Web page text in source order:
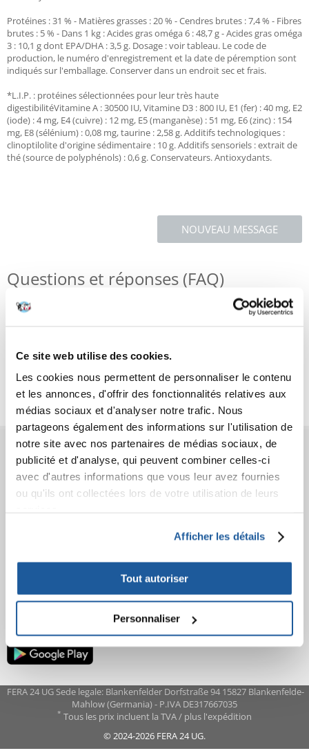
Ce site web utilise des cookies.
Les cookies nous permettent de personnaliser le contenu
et les annonces, d'offrir des fonctionnalités relatives aux
médias sociaux et d'analyser notre trafic. Nous
partageons également des informations sur l'utilisation de
notre site avec nos partenaires de médias sociaux, de
publicité et d'analyse, qui peuvent combiner celles-ci
avec d'autres informations que vous leur avez fournies
ou qu'ils ont collectées lors de votre utilisation de leurs
Afficher les détails
Tout autoriser
Personnaliser
Protéines : 31 % - Matières grasses : 20 % - Cendres brutes : 7,4 % - Fibres
brutes : 5 % - Dans 1 kg : Acides gras oméga 6 : 48,7 g - Acides gras oméga
3 : 10,1 g dont EPA/DHA : 3,5 g. Dosage : voir tableau. Le code de
production, le numéro d'enregistrement et la date de péremption sont
indiqués sur l'emballage. Conserver dans un endroit sec et frais.
*L.I.P. : protéines sélectionnées pour leur très haute
digestibilitéVitamine A : 30500 IU, Vitamine D3 : 800 IU, E1 (fer) : 40 mg, E2
(iode) : 4 mg, E4 (cuivre) : 12 mg, E5 (manganèse) : 51 mg, E6 (zinc) : 154
mg, E8 (sélénium) : 0,08 mg, taurine : 2,58 g. Additifs technologiques :
clinoptilolite d'origine sédimentaire : 10 g. Additifs sensoriels : extrait de
thé (source de polyphénols) : 0,6 g. Conservateurs. Antioxydants.
NOUVEAU MESSAGE
Questions et réponses (FAQ)
Critiques
Photos supplémentaires
AVANT L'ACHAT
COMMANDES
APPRENEZ À NOUS CONNAÎTRE
FERA 24 UG Sede legale: Blankenfelder Dorfstraße 94 15827 Blankenfelde-
Mahlow (Germania) - P.IVA DE317667035
* Tous les prix incluent la TVA / plus l'expédition
© 2024-2026 FERA 24 UG.